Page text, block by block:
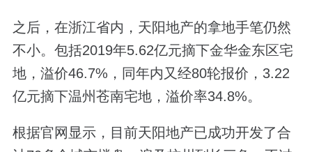
之后，在浙江省内，天阳地产的拿地手笔仍然
不小。包括2019年5.62亿元摘下金华金东区宅
地，溢价46.7%，同年内又经80轮报价，3.22
亿元摘下温州苍南宅地，溢价率34.8%。
根据官网显示，目前天阳地产已成功开发了合